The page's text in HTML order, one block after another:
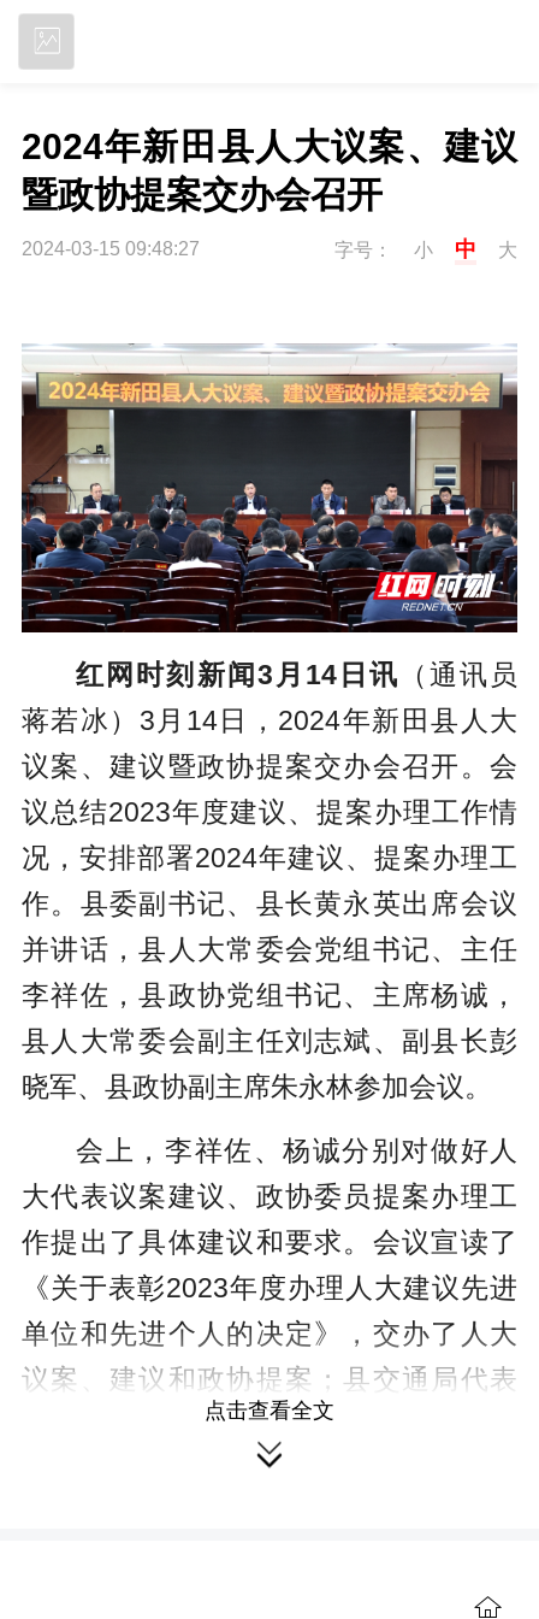
2024年新田县人大议案、建议
暨政协提案交办会召开
2024-03-15 09:48:27 字号： 小 中 大
红网时刻新闻3月14日讯 （通讯员
蒋若冰）3月14日，2024年新田县人大
议案、建议暨政协提案交办会召开。会
议总结2023年度建议、提案办理工作情
况，安排部署2024年建议、提案办理工
作。县委副书记、县长黄永英出席会议
并讲话，县人大常委会党组书记、主任
李祥佐，县政协党组书记、主席杨诚，
县人大常委会副主任刘志斌、副县长彭
晓军、县政协副主席朱永林参加会议。
会上，李祥佐、杨诚分别对做好人
大代表议案建议、政协委员提案办理工
作提出了具体建议和要求。会议宣读了
《关于表彰2023年度办理人大建议先进
单位和先进个人的决定》，交办了人大
议案、建议和政协提案；县交通局代表
承办单位作表决心发言。
点击查看全文
